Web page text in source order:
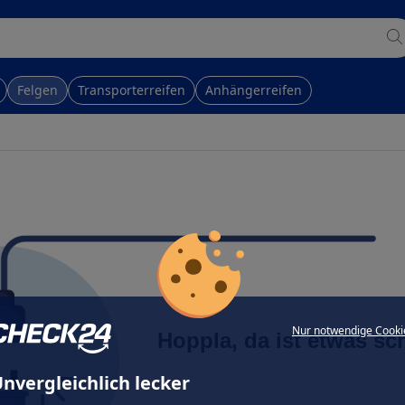
Nur notwendige
lecker
Felgen Transporterreifen Anhängerreifen
Hoppla, da ist etwas